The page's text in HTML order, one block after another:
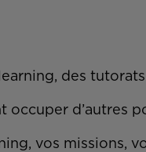
des
occuper d’autres
vos missions,